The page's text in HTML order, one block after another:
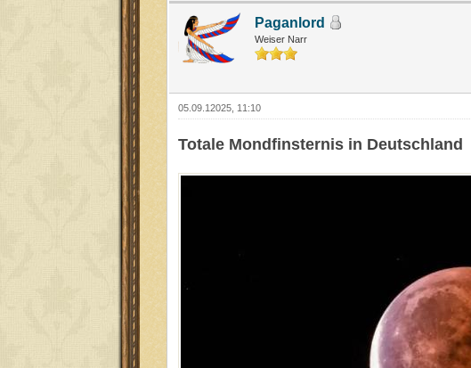
Paganlord
Weiser Narr
05.09.12025, 11:10
Totale Mondfinsternis in Deutschland